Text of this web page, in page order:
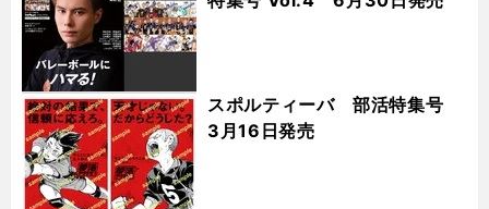
スポルティーバ 部活特集号
3月16日発売